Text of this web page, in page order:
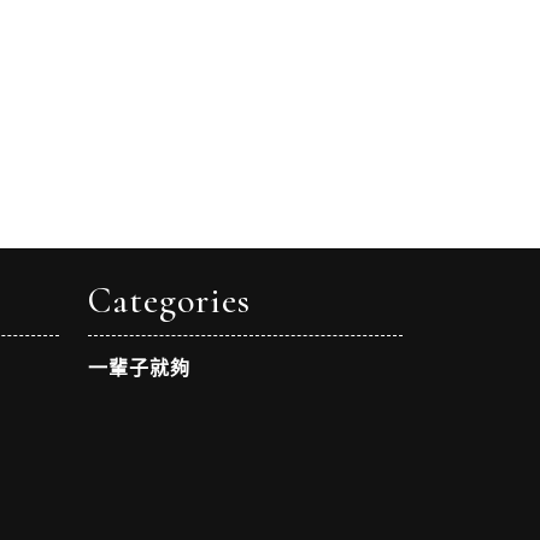
Categories
一輩子就夠